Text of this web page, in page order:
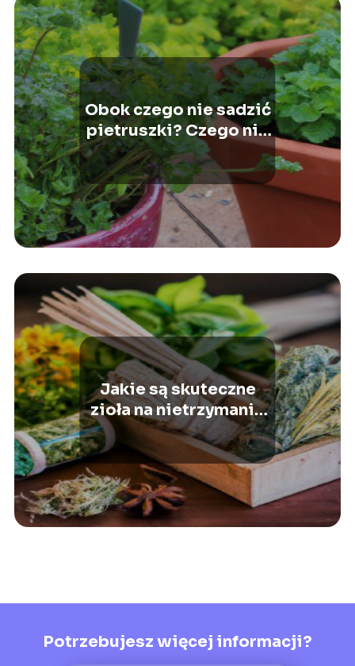
Obok czego nie sadzić
pietruszki? Czego nie
lubi ta roślina?
Jakie są skuteczne
zioła na nietrzymanie
moczu?
Potrzebujesz więcej informacji?